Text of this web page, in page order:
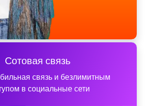
Сотовая связь
связь и безлимитным
в социальные сети